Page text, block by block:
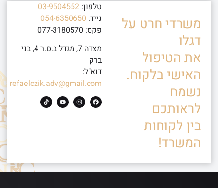
משרדי חרט על
דגלו
את הטיפול
האישי בלקוח.
נשמח
לראותכם
בין לקוחות
המשרד!
טלפון: 03-9504552
נייד: 054-6350650
פקס: 077-3180570
מצדה 7, מגדל ב.ס.ר 4, בני
ברק
דוא"ל:
refaelczik.adv@gmail.com